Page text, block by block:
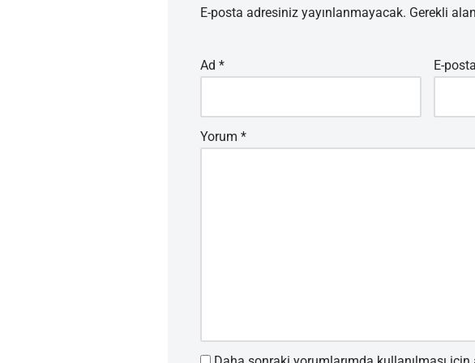
E-posta adresiniz yayınlanmayacak. Gerekli
Ad * E-
Yorum *